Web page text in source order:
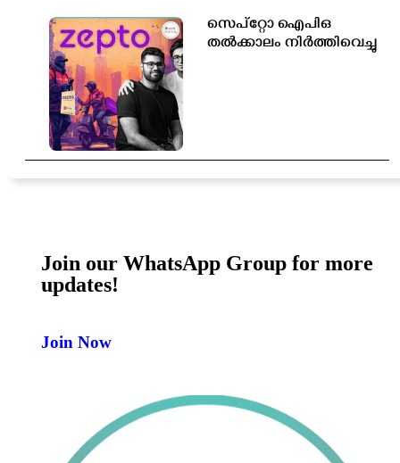
സെപ്റ്റോ ഐപിഒ
തൽക്കാലം നിർത്തിവെച്ചു
Join our WhatsApp Group for more
updates!
Join Now